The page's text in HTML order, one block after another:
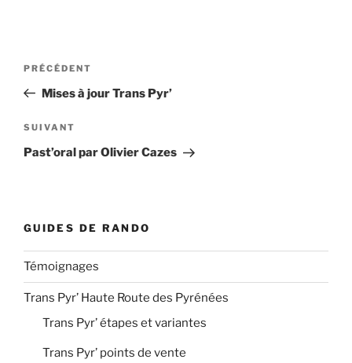
Navigation
l’article
Article
précédent
PRÉCÉDENT
Mises à jour Trans Pyr’
Article
suivant
SUIVANT
Past’oral par Olivier Cazes
GUIDES DE RANDO
Témoignages
Trans Pyr’ Haute Route des Pyrénées
Trans Pyr’ étapes et variantes
Trans Pyr’ points de vente